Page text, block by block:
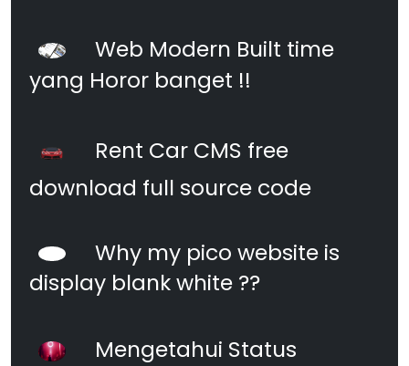
Web Modern Built time
yang Horor banget !!
Rent Car CMS free
download full source code
Why my pico website is
display blank white ??
Mengetahui Status